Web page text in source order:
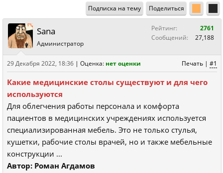
Подписка на тему Поделиться
Sana
Администратор
Рейтинг:
2761
Сообщений:
27,188
Печать | #1
29 Декабря 2022, 18:36 | Оценка: нет оценки
Какие медицинские столы существуют и для чего
используются
Для облегчения работы персонала и комфорта
пациентов в медицинских учреждениях используется
специализированная мебель. Это не только стулья,
кушетки, рабочие столы врачей, но и также мебельные
конструкции ...
Автор: Роман Агдамов